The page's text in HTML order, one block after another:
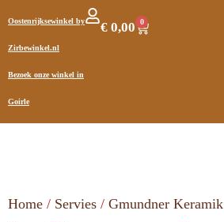
Oostenrijksewinkel by
Zirbewinkel.nl
Bezoek onze winkel in
Goirle
€ 0,00 0
Home / Servies / Gmundner Keramik